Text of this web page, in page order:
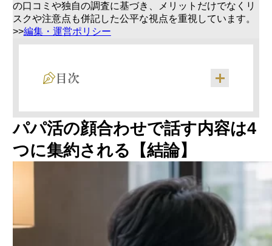
の口コミや独自の調査に基づき、メリットだけでなくリ
スクや注意点も併記した公平な視点を重視しています。
>>編集・運営ポリシー
目次
①自己紹介とお互いの基本情報（仕事・年
齢・趣味）
②パパ活の条件・お手当の確認
③今後の付き合い方の擦り合わせ
最初の3分で緊張をほぐす笑顔と相槌
パパへの質問は7:3で「聞く」をメインに
共感を示すリアクションワード10選
沈黙が訪れた時の話題転換テクニック5パター
パパ活の顔合わせで話す内容は4
つに集約される【結論】